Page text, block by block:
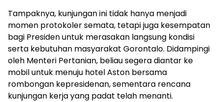
Tampaknya, kunjungan ini tidak hanya menjadi
momen protokoler semata, tetapi juga kesempatan
bagi Presiden untuk merasakan langsung kondisi
serta kebutuhan masyarakat Gorontalo. Didampingi
oleh Menteri Pertanian, beliau segera diantar ke
mobil untuk menuju hotel Aston bersama
rombongan kepresidenan, sementara rencana
kunjungan kerja yang padat telah menanti.